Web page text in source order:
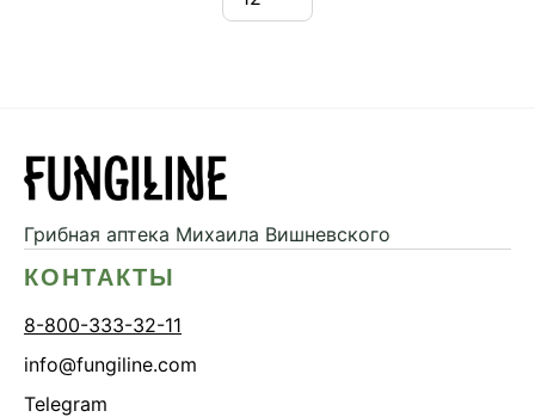
Грибная аптека Михаила Вишневского
КОНТАКТЫ
8-800-333-32-11
info@fungiline.com
Telegram